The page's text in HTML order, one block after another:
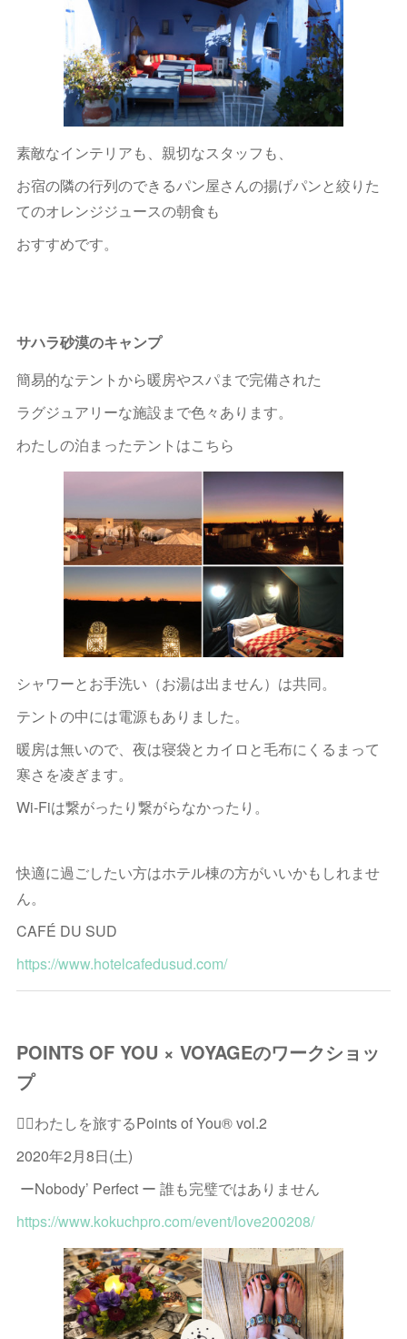
素敵なインテリアも、親切なスタッフも、
お宿の隣の行列のできるパン屋さんの揚げパンと絞りた
てのオレンジジュースの朝食も
おすすめです。
サハラ砂漠のキャンプ
簡易的なテントから暖房やスパまで完備された
ラグジュアリーな施設まで色々あります。
わたしの泊まったテントはこちら
シャワーとお手洗い（お湯は出ません）は共同。
テントの中には電源もありました。
暖房は無いので、夜は寝袋とカイロと毛布にくるまって
寒さを凌ぎます。
Wi-Fiは繋がったり繋がらなかったり。
快適に過ごしたい方はホテル棟の方がいいかもしれませ
ん。
CAFÉ DU SUD
https://www.hotelcafedusud.com/
POINTS OF YOU × VOYAGEのワークショッ
プ
🧚‍♂️わたしを旅するPoints of You® vol.2
2020年2月8日(土)
ーNobody’ Perfect ー 誰も完璧ではありません
https://www.kokuchpro.com/event/love200208/